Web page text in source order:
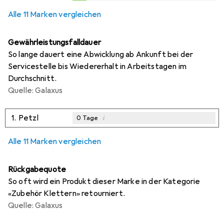
Alle 11 Marken vergleichen
Gewährleistungsfalldauer
So lange dauert eine Abwicklung ab Ankunft bei der
Servicestelle bis Wiedererhalt in Arbeitstagen im
Durchschnitt.
Quelle: Galaxus
1. Petzl 0 Tage i
Alle 11 Marken vergleichen
Rückgabequote
So oft wird ein Produkt dieser Marke in der Kategorie
«Zubehör Klettern» retourniert.
Quelle: Galaxus